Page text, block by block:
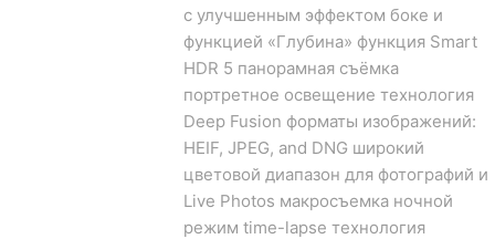
с улучшенным эффектом боке и
функцией «Глубина» функция Smart
HDR 5 панорамная съёмка
портретное освещение технология
Deep Fusion форматы изображений:
HEIF, JPEG, and DNG широкий
цветовой диапазон для фотографий и
Live Photos макросъемка ночной
режим time-lapse технология